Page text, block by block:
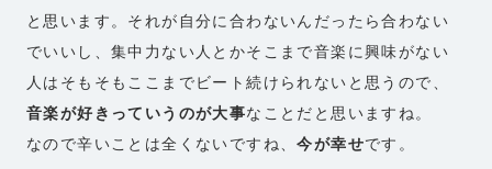
と思います。それが自分に合わないんだったら合わない
でいいし、集中力ない人とかそこまで音楽に興味がない
人はそもそもここまでビート続けられないと思うので、
音楽が好きっていうのが大事なことだと思いますね。
なので辛いことは全くないですね、今が幸せです。